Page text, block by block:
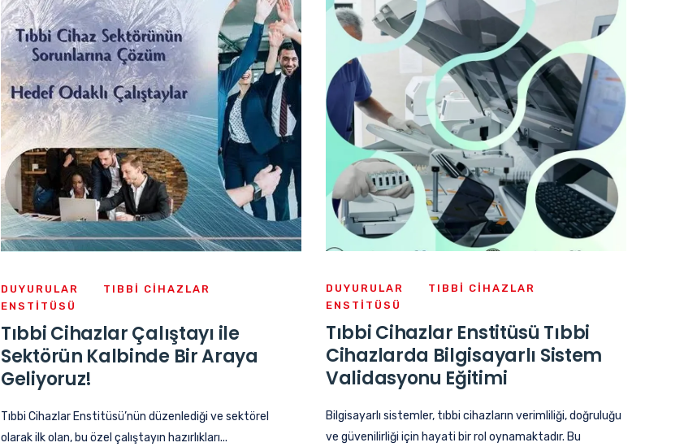
DUYURULAR
TIBBI CIHAZLAR
ENSTITÜSÜ
Tıbbi Cihazlar Çalıştayı ile
Sektörün Kalbinde Bir Araya
Geliyoruz!
Tıbbi Cihazlar Enstitüsü’nün düzenlediği ve sektörel
olarak ilk olan, bu özel çalıştayın hazırlıkları...
DUYURULAR
TIBBI CIHAZLAR
ENSTITÜSÜ
Tıbbi Cihazlar Enstitüsü Tıbbi
Cihazlarda Bilgisayarlı Sistem
Validasyonu Eğitimi
Bilgisayarlı sistemler, tıbbi cihazların verimliliği, doğruluğu
ve güvenilirliği için hayati bir rol oynamaktadır. Bu